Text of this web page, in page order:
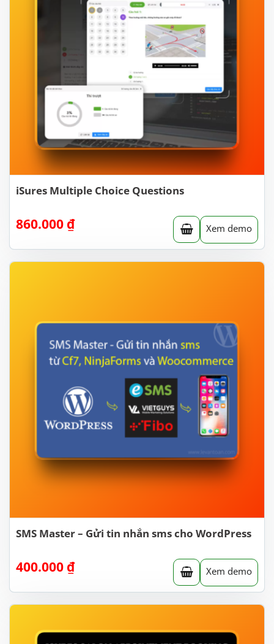
iSures Multiple Choice Questions
860.000 ₫ Xem demo
SMS Master – Gửi tin nhắn sms cho WordPress
400.000 ₫ Xem demo